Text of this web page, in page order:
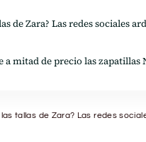
de Zara? Las redes sociales
a mitad de precio las
tallas de Zara? Las redes